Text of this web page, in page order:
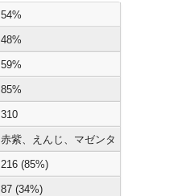
54%
48%
59%
85%
310
赤紫、えんじ、マゼンタ
216 (85%)
87 (34%)